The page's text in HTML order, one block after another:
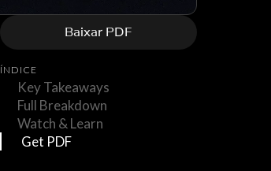
Baixar PDF
ÍNDICE
Key Takeaways
Full Breakdown
Watch & Learn
Get PDF